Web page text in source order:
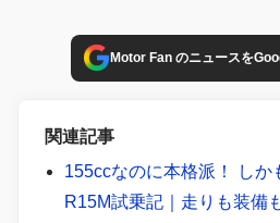
Motor Fan のニュースを
関連記事
155ccなのに本格派！ しか
R15M試乗記｜走りも装備